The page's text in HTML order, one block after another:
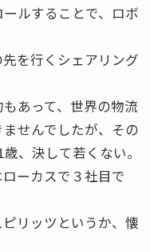
ルすることで、ロボ
を行くシェアリング
あって、世界の物流
せんでしたが、その
、決して若くない。
ーカスで３社目で
リッツというか、懐